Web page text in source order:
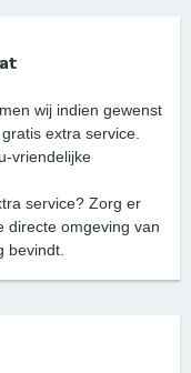
wij indien gewenst
extra service.
vriendelijke
service? Zorg er
directe omgeving van
bevindt.